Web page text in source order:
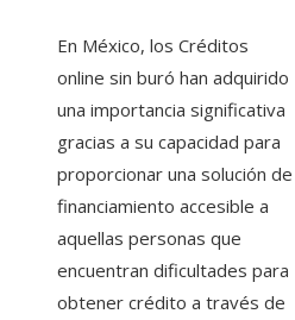
En México, los Créditos
online sin buró han adquirido
una importancia significativa
gracias a su capacidad para
proporcionar una solución de
financiamiento accesible a
aquellas personas que
encuentran dificultades para
obtener crédito a través de